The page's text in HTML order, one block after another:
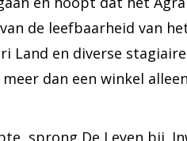
de leefbaarheid van
Land en diverse
dan een winkel
sprong De Leyen bij.